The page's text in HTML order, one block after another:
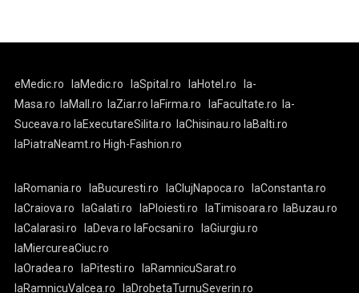
eMedic.ro laMedic.ro laSpital.ro laHotel.ro
la-
Masa.ro laMall.ro laZiar.rolaFirma.ro laFacultate.ro la-
Suceava.ro laExecutareSilita.ro laChisinau.ro laBalti.ro
laPiatraNeamt.ro High-Fashion.ro
laRomania.ro laBucuresti.ro laClujNapoca.ro
laConstanta.ro
laCraiova.ro
laGalati.ro laPloiesti.ro laTimisoara.ro laBuzau.ro
laCalarasi.ro
laDeva.ro laFocsani.ro
laGiurgiu.ro
laMiercureaCiuc.ro
laOradea.ro
laPitesti.ro
laRamnicuSarat.ro
laRamnicuValcea.ro
laDrobetaTurnuSeverin.ro